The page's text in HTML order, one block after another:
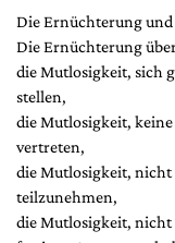
Die Ernüchterung
Die Ernüchterung
die Mutlosigkeit, sich
stellen,
die Mutlosigkeit,
vertreten,
die Mutlosigkeit,
teilzunehmen,
die Mutlosigkeit, nicht